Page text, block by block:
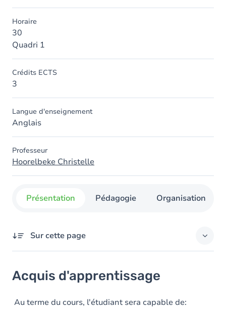
Horaire
30
Quadri 1
Crédits ECTS
3
Langue d'enseignement
Anglais
Professeur
Hoorelbeke Christelle
Présentation Pédagogie Organisation
Sur cette page
Objectifs
Contenu
Acquis d'apprentissage
Au terme du cours, l'étudiant sera capable de: